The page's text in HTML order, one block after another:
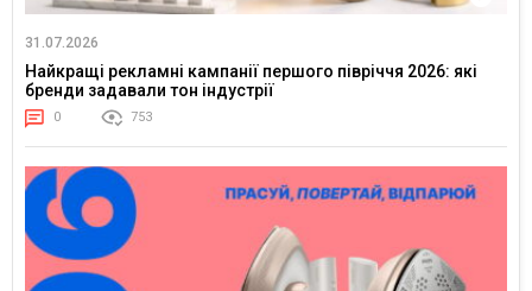
31.07.2026
Найкращі рекламні кампанії першого півріччя 2026: які
бренди задавали тон індустрії
0 753